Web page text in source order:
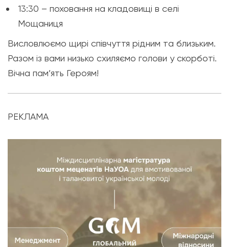
13:30 – поховання на кладовищі в селі
Мощаниця
Висловлюємо щирі співчуття рідним та близьким.
Разом із вами низько схиляємо голови у скорботі.
Вічна пам’ять Героям!
РЕКЛАМА